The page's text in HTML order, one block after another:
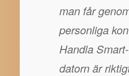
man får
personliga
Handla
datorn är